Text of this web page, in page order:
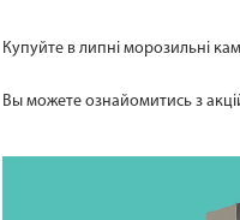
Купуйте в липні морозильні
Вы можете ознайомитись з